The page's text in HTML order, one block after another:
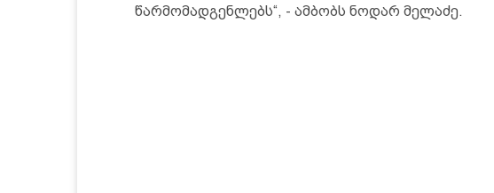
წარმომადგენლებს“, - ამბობს ნოდარ მელაძე.